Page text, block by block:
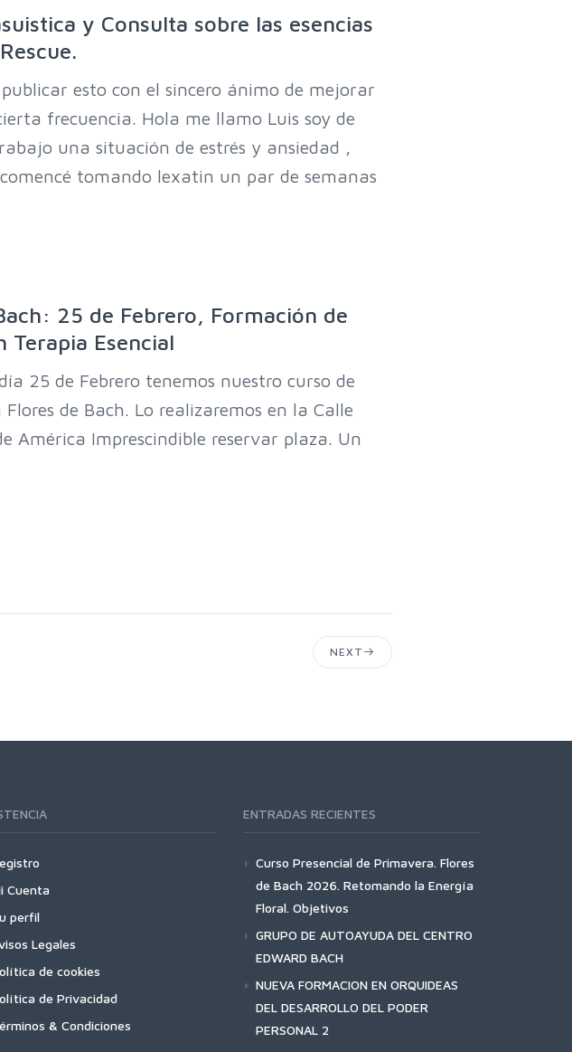
y Consulta sobre las esencias
esto con el sincero ánimo de mejorar
frecuencia. Hola me llamo Luis soy de
una situación de estrés y ansiedad ,
tomando lexatin un par de semanas
25 de Febrero, Formación de
Terapia Esencial
25 de Febrero tenemos nuestro curso de
de Bach. Lo realizaremos en la Calle
América Imprescindible reservar plaza. Un
NEXT
Cuenta
perfil
Legales
de cookies
de Privacidad
& Condiciones
ENTRADAS RECIENTES
Curso Presencial de Primavera. Flores
de Bach 2026. Retomando la Energía
Floral. Objetivos
GRUPO DE AUTOAYUDA DEL CENTRO
EDWARD BACH
NUEVA FORMACION EN ORQUIDEAS
DEL DESARROLLO DEL PODER
PERSONAL 2